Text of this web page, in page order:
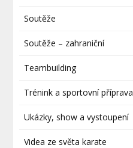
Soutěže
Soutěže – zahraniční
Teambuilding
Trénink a sportovní příprava
Ukázky, show a vystoupení
Videa ze světa karate